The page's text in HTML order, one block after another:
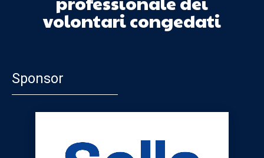
volontari congedati
Sponsor